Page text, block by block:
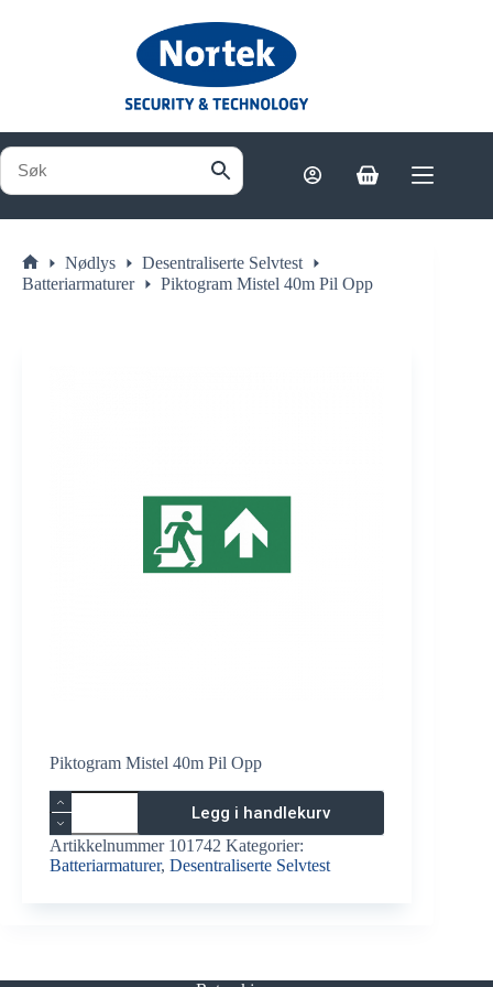
Handlekurv
Hjem
Nødlys
Desentraliserte Selvtest
Batteriarmaturer
Piktogram Mistel 40m Pil Opp
Piktogram Mistel 40m Pil Opp
Piktogram
Mistel
40m
Pil
Opp
Legg i handlekurv
Artikkelnummer 101742 Kategorier:
Batteriarmaturer, Desentraliserte Selvtest